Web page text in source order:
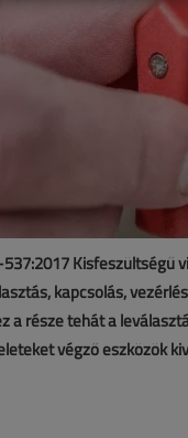
Kisfeszültségű
kapcsolás,
a része tehát a
végző eszközök